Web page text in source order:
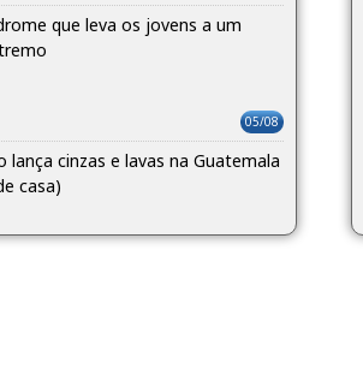
que leva os jovens a um
05/08
lança cinzas e lavas na Guatemala
casa)